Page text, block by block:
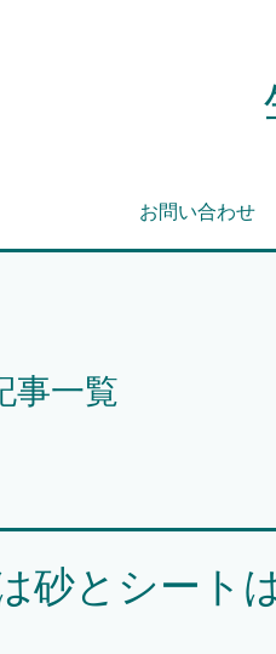
お問い合わせ
事一覧
砂とシート